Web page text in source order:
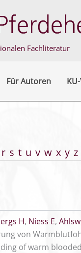
Fachliteratur
Für Autoren
r s t u v w x y z
H, Niess E,
von
of warm